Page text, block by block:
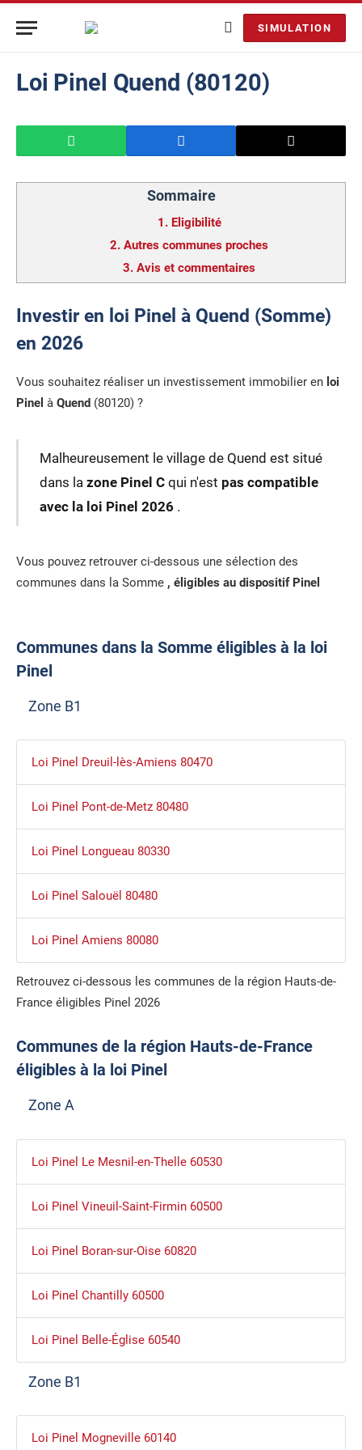
SIMULATION
Loi Pinel Quend (80120)
Sommaire
1. Eligibilité
2. Autres communes proches
3. Avis et commentaires
Investir en loi Pinel à Quend (Somme)
en 2026
Vous souhaitez réaliser un investissement immobilier en loi
Pinel à Quend (80120) ?
Malheureusement le village de Quend est situé
dans la zone Pinel Cqui n'est pas compatible
avec la loi Pinel 2026 .
Vous pouvez retrouver ci-dessous une sélection des
communes dans la Somme , éligibles au dispositif Pinel
Communes dans la Somme éligibles à la loi
Pinel
Zone B1
Loi Pinel Dreuil-lès-Amiens 80470
Loi Pinel Pont-de-Metz 80480
Loi Pinel Longueau 80330
Loi Pinel Salouël 80480
Loi Pinel Amiens 80080
Retrouvez ci-dessous les communes de la région Hauts-de-
France éligibles Pinel 2026
Communes de la région Hauts-de-France
éligibles à la loi Pinel
Zone A
Loi Pinel Le Mesnil-en-Thelle 60530
Loi Pinel Vineuil-Saint-Firmin 60500
Loi Pinel Boran-sur-Oise 60820
Loi Pinel Chantilly 60500
Loi Pinel Belle-Église 60540
Zone B1
Loi Pinel Mogneville 60140